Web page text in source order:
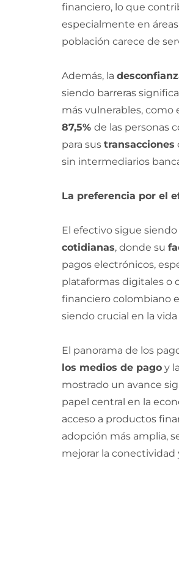
financiero, lo que
especialmente en
población carece de
Además, la
siendo barreras
más vulnerables, como
87,5% de las personas
para sus transacciones
sin intermediarios
La preferencia por el
El efectivo sigue
cotidianas, donde su
pagos electrónicos,
plataformas digitales o
financiero colombiano
siendo crucial en la
El panorama de los
los medios de pagoy la
mostrado un avance
papel central en la
acceso a productos
adopción más amplia,
mejorar la conectividad